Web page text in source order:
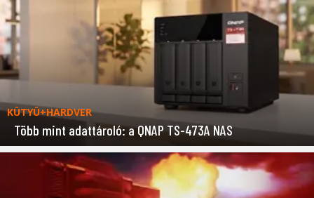
KÜTYÜ+HARDVER
Több mint adattároló: a QNAP TS-473A NAS